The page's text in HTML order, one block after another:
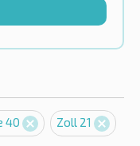
40 Zoll 21